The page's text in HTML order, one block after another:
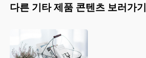
다른 기타제품 콘텐츠 보러가기